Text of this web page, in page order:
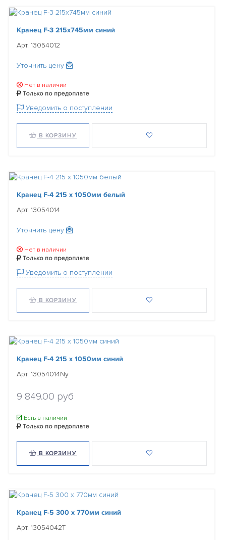
Кранец F-3 215х745мм синий
Арт. 13054012
Уточнить цену
Нет в наличии
Только по предоплате
Уведомить о поступлении
В КОРЗИНУ
Кранец F-4 215 x 1050мм белый
Арт. 13054014
Уточнить цену
Нет в наличии
Только по предоплате
Уведомить о поступлении
В КОРЗИНУ
Кранец F-4 215 x 1050мм синий
Арт. 13054014Ny
9 849.00 руб
Есть в наличии
Только по предоплате
В КОРЗИНУ
Кранец F-5 300 x 770мм синий
Арт. 13054042T